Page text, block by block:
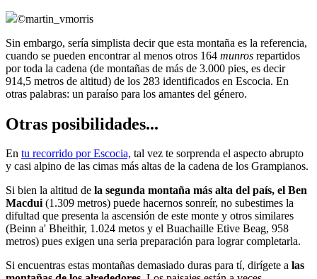
©martin_vmorris
Sin embargo, sería simplista decir que esta montaña es la referencia,
cuando se pueden encontrar al menos otros 164 munros repartidos
por toda la cadena (de montañas de más de 3.000 pies, es decir
914,5 metros de altitud) de los 283 identificados en Escocia. En
otras palabras: un paraíso para los amantes del género.
Otras posibilidades...
En tu recorrido por Escocia, tal vez te sorprenda el aspecto abrupto
y casi alpino de las cimas más altas de la cadena de los Grampianos.
Si bien la altitud de la segunda montaña más alta del país, el Ben
Macdui(1.309 metros) puede hacernos sonreír, no subestimes la
difultad que presenta la ascensión de este monte y otros similares
(Beinn a' Bheithir, 1.024 metos y el Buachaille Etive Beag, 958
metros) pues exigen una seria preparación para lograr completarla.
Si encuentras estas montañas demasiado duras para tí, dirígete a las